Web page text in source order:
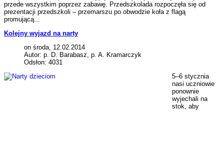
przede wszystkim poprzez zabawę. Przedszkolada rozpoczęła się od
prezentacji przedszkoli – przemarszu po obwodzie koła z flagą
promującą...
Kolejny wyjazd na narty
on środa, 12.02.2014
Autor: p. D. Barabasz, p. A. Kramarczyk
Odsłon: 4031
5–6 stycznia
nasi uczniowie
ponownie
wyjechali na
stok, aby